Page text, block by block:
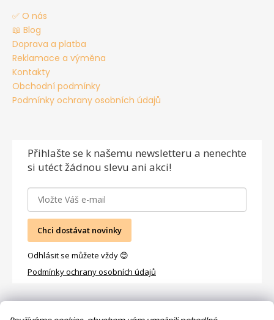
✅ O nás
📖 Blog
Doprava a platba
Reklamace a výměna
Kontakty
Obchodní podmínky
Podmínky ochrany osobních údajů
Přihlašte se k našemu newsletteru a nenechte
si utéct žádnou slevu ani akci!
Chci dostávat novinky
Odhlásit se můžete vždy 😊
Podmínky ochrany osobních údajů
Facebook